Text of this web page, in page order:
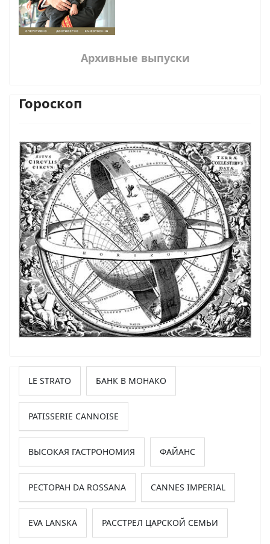
Архивные выпуски
Гороскоп
LE STRATO БАНК В МОНАКО
PATISSERIE CANNOISE
ВЫСОКАЯ ГАСТРОНОМИЯ ФАЙАНС
РЕСТОРАН DA ROSSANA CANNES IMPERIAL
EVA LANSKA РАССТРЕЛ ЦАРСКОЙ СЕМЬИ